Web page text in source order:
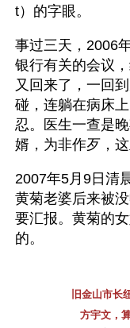
t）的字眼。
事过三天，2006
银行有关的会议
又回来了，一回
碰，连躺在病床
忍。医生一查是
婿，为非作歹，
2007年5月9日清
黄菊老婆后来被
要汇报。黄菊的
的。
旧金山市长
方宇文，